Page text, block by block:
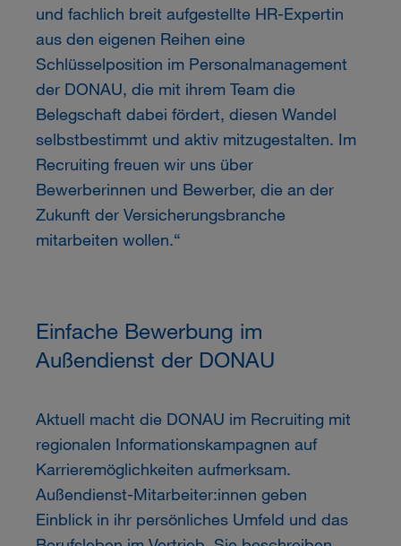
und fachlich breit aufgestellte HR-Expertin
aus den eigenen Reihen eine
Schlüsselposition im Personalmanagement
der DONAU, die mit ihrem Team die
Belegschaft dabei fördert, diesen Wandel
selbstbestimmt und aktiv mitzugestalten. Im
Recruiting freuen wir uns über
Bewerberinnen und Bewerber, die an der
Zukunft der Versicherungsbranche
mitarbeiten wollen.“
Einfache Bewerbung im
Außendienst der DONAU
Aktuell macht die DONAU im Recruiting mit
regionalen Informationskampagnen auf
Karrieremöglichkeiten aufmerksam.
Außendienst-Mitarbeiter:innen geben
Einblick in ihr persönliches Umfeld und das